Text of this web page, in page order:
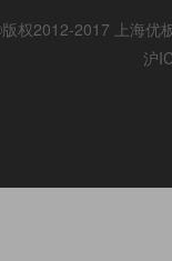
权2012-2017 上海优
沪